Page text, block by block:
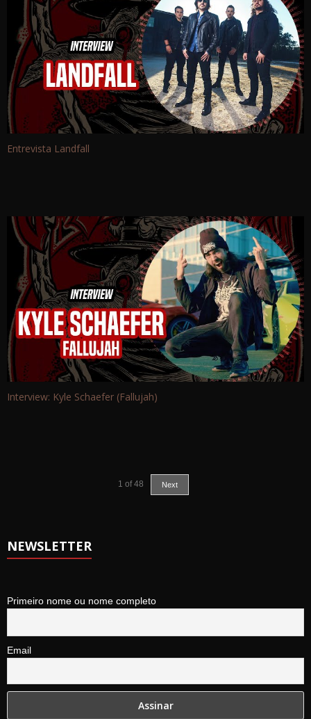
Entrevista Landfall
Interview: Kyle Schaefer (Fallujah)
1 of 48 Next
NEWSLETTER
Primeiro nome ou nome completo
Email